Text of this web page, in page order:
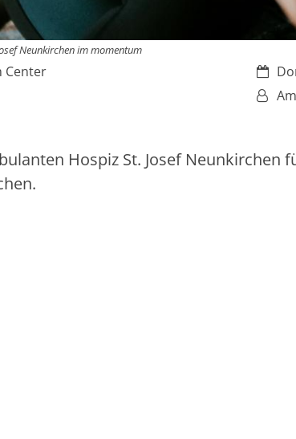
Neunkirchen im momentum
Von:
Center
Hospiz St. Josef Neunkirchen